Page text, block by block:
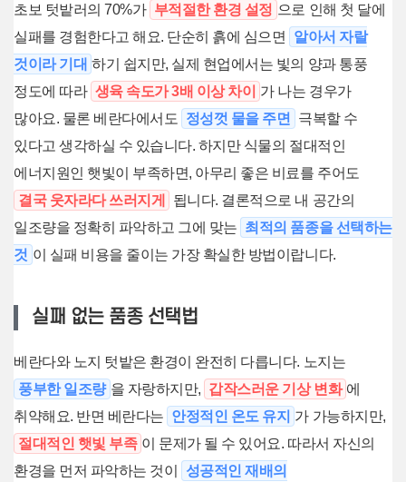
초보 텃밭러의 70%가 부적절한 환경 설정 으로 인해 첫 달에
실패를 경험한다고 해요. 단순히 흙에 심으면
알아서 자랄
것이라 기대 하기 쉽지만, 실제 현업에서는 빛의 양과 통풍
정도에 따라 생육 속도가 3배 이상 차이
가 나는 경우가
많아요. 물론 베란다에서도
정성껏 물을 주면
극복할 수
있다고 생각하실 수 있습니다. 하지만 식물의 절대적인
에너지원인 햇빛이 부족하면, 아무리 좋은 비료를 주어도
결국 웃자라다 쓰러지게
됩니다. 결론적으로 내 공간의
일조량을 정확히 파악하고 그에 맞는 최적의 품종을 선택하는
것 이 실패 비용을 줄이는 가장 확실한 방법이랍니다.
실패 없는 품종 선택법
베란다와 노지 텃밭은 환경이 완전히 다릅니다. 노지는
풍부한 일조량 을 자랑하지만, 갑작스러운 기상 변화 에
취약해요. 반면 베란다는 안정적인 온도 유지 가 가능하지만,
절대적인 햇빛 부족 이 문제가 될 수 있어요. 따라서 자신의
환경을 먼저 파악하는 것이
성공적인 재배의